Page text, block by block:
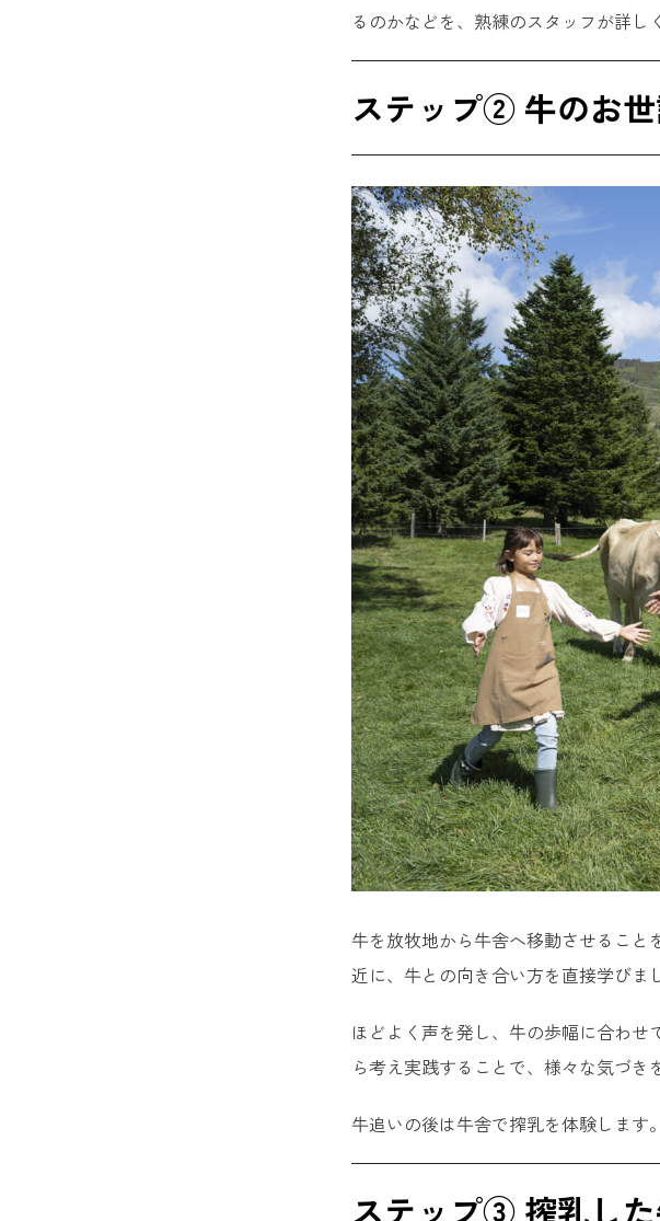
るのかなどを、熟練のスタッフが詳し
ステップ② 牛のお世
牛を放牧地から牛舎へ移動させるこ
近に、牛との向き合い方を直接学びま
ほどよく声を発し、牛の歩幅に合わ
ら考え実践することで、様々な気づ
牛追いの後は牛舎で搾乳を体験します
ステップ③ 搾乳した